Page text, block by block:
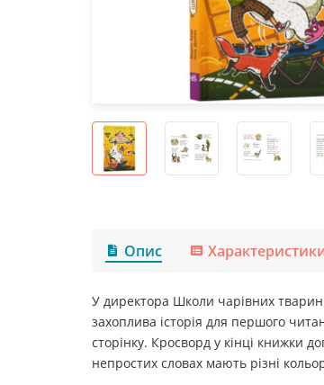
Опис
У директора Школи чарівних
захоплива історія для першого
сторінку. Кросворд у кінці книжки
непростих словах мають різні